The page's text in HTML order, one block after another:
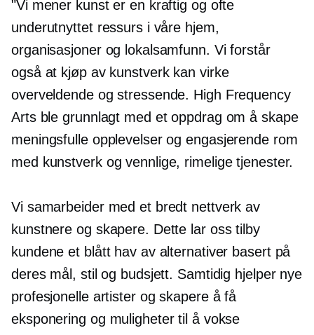
"Vi mener kunst er en kraftig og ofte
underutnyttet ressurs i våre hjem,
organisasjoner og lokalsamfunn. Vi forstår
også at kjøp av kunstverk kan virke
overveldende og stressende. High Frequency
Arts ble grunnlagt med et oppdrag om å skape
meningsfulle opplevelser og engasjerende rom
med kunstverk og vennlige, rimelige tjenester.
Vi samarbeider med et bredt nettverk av
kunstnere og skapere. Dette lar oss tilby
kundene et blått hav av alternativer basert på
deres mål, stil og budsjett. Samtidig hjelper nye
profesjonelle artister og skapere å få
eksponering og muligheter til å vokse